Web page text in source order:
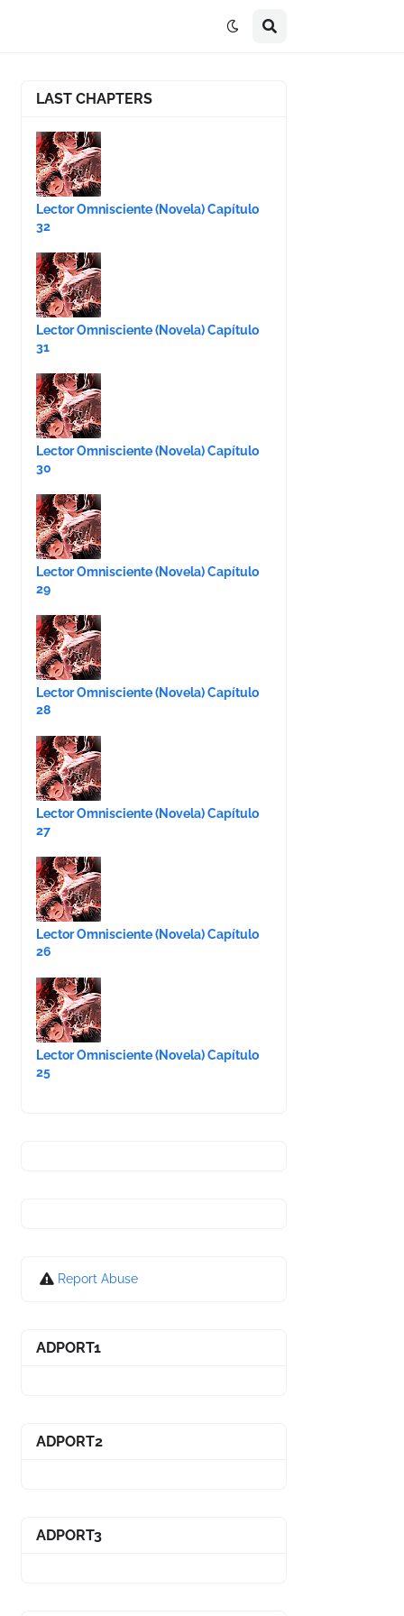
LAST CHAPTERS
Lector Omnisciente (Novela) Capítulo
32
Lector Omnisciente (Novela) Capítulo
31
Lector Omnisciente (Novela) Capítulo
30
Lector Omnisciente (Novela) Capítulo
29
Lector Omnisciente (Novela) Capítulo
28
Lector Omnisciente (Novela) Capítulo
27
Lector Omnisciente (Novela) Capítulo
26
Lector Omnisciente (Novela) Capítulo
25
Report Abuse
ADPORT1
ADPORT2
ADPORT3